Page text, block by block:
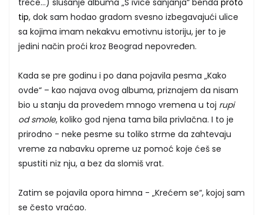
tip, dok sam hodao gradom svesno izbegavajući ulice
sa kojima imam nekakvu emotivnu istoriju, jer to je
jedini način proći kroz Beograd nepovređen.
Kada se pre godinu i po dana pojavila pesma „Kako
ovde“ – kao najava ovog albuma, priznajem da nisam
bio u stanju da provedem mnogo vremena u toj rupi
od smole, koliko god njena tama bila privlačna. I to je
prirodno - neke pesme su toliko strme da zahtevaju
vreme za nabavku opreme uz pomoć koje ćeš se
spustiti niz nju, a bez da slomiš vrat.
Zatim se pojavila opora himna - „Krećem se“, kojoj sam
se često vraćao.